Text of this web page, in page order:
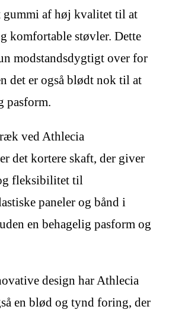
af høj kvalitet til at
komfortable støvler. Dette
modstandsdygtigt over for
det er også blødt nok til at
pasform.
ved Athlecia
det kortere skaft, der giver
fleksibilitet til
paneler og bånd i
en behagelig pasform og
design har Athlecia
en blød og tynd foring, der